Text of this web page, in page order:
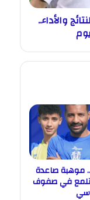
والأداء..
موهبة صاعدة
في صفوف
سي